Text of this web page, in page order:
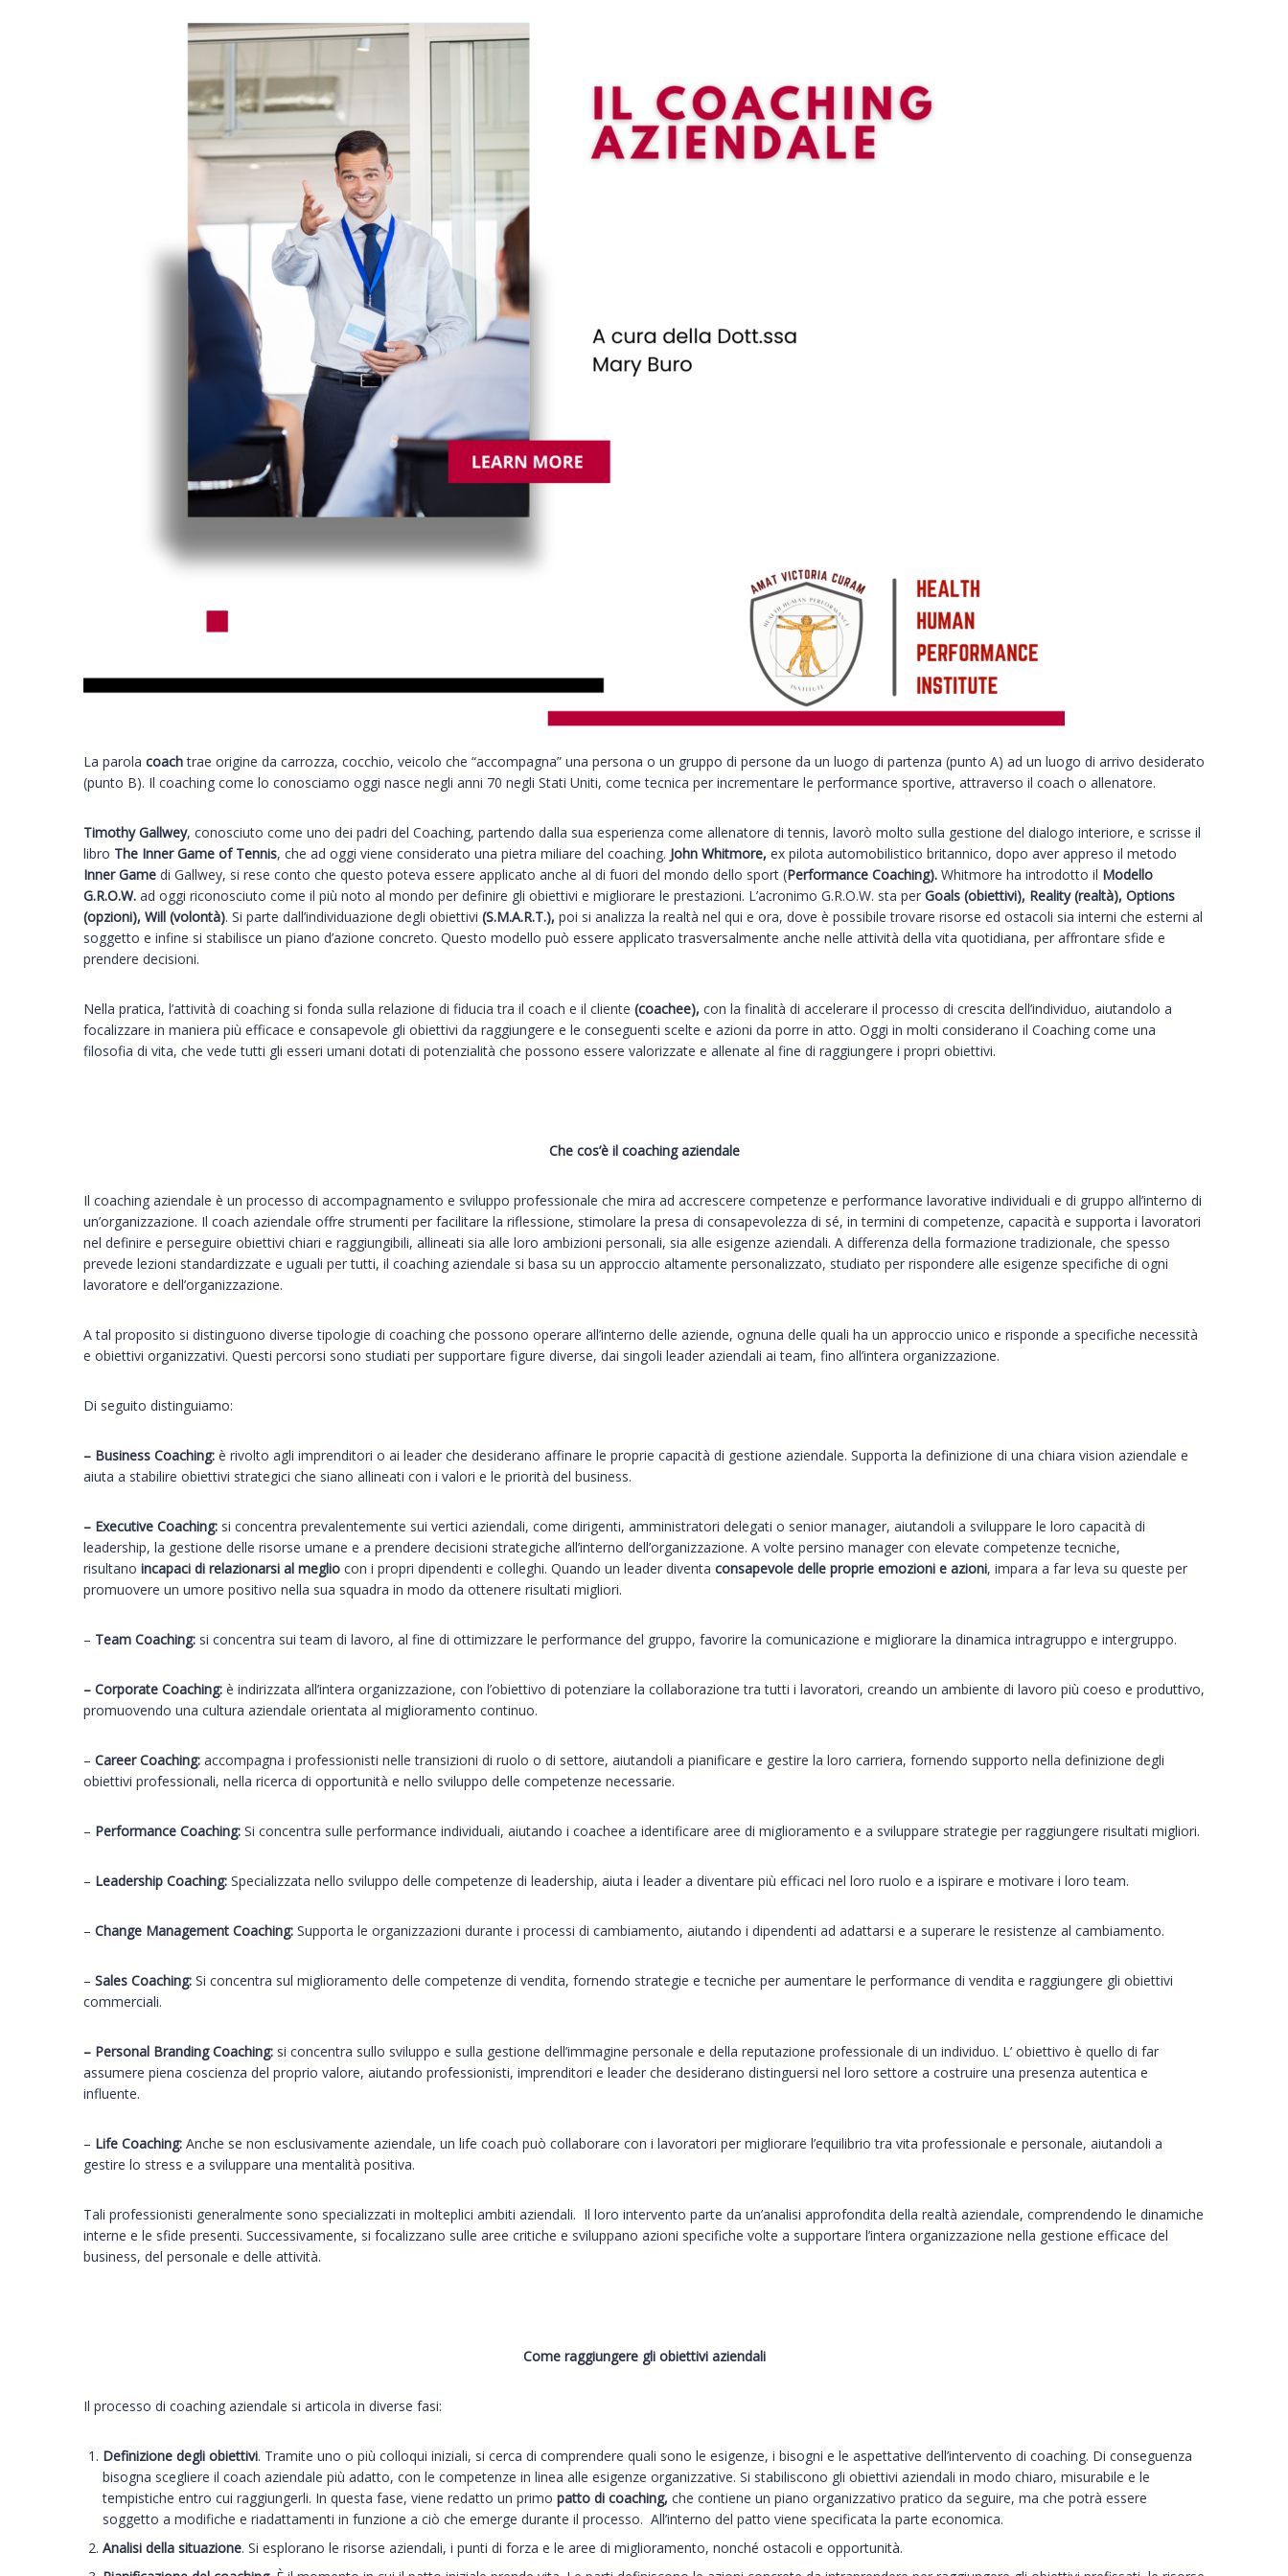
La parola coachtrae origine da carrozza, cocchio, veicolo che “accompagna” una persona o un gruppo di persone da un luogo di partenza (punto A) ad un luogo di arrivo desiderato
(punto B). Il coaching come lo conosciamo oggi nasce negli anni 70 negli Stati Uniti, come tecnica per incrementare le performance sportive, attraverso il coach o allenatore.
Timothy Gallwey, conosciuto come uno dei padri del Coaching, partendo dalla sua esperienza come allenatore di tennis, lavorò molto sulla gestione del dialogo interiore, e scrisse il
libro The Inner Game of Tennis, che ad oggi viene considerato una pietra miliare del coaching. John Whitmore, ex pilota automobilistico britannico, dopo aver appreso il metodo
Inner Game di Gallwey, si rese conto che questo poteva essere applicato anche al di fuori del mondo dello sport (Performance Coaching). Whitmore ha introdotto il Modello
G.R.O.W. ad oggi riconosciuto come il più noto al mondo per definire gli obiettivi e migliorare le prestazioni. L’acronimo G.R.O.W. sta per Goals (obiettivi), Reality (realtà), Options
(opzioni), Will (volontà). Si parte dall’individuazione degli obiettivi (S.M.A.R.T.), poi si analizza la realtà nel qui e ora, dove è possibile trovare risorse ed ostacoli sia interni che esterni al
soggetto e infine si stabilisce un piano d’azione concreto. Questo modello può essere applicato trasversalmente anche nelle attività della vita quotidiana, per affrontare sfide e
prendere decisioni.
Nella pratica, l’attività di coaching si fonda sulla relazione di fiducia tra il coach e il cliente (coachee), con la finalità di accelerare il processo di crescita dell’individuo, aiutandolo a
focalizzare in maniera più efficace e consapevole gli obiettivi da raggiungere e le conseguenti scelte e azioni da porre in atto. Oggi in molti considerano il Coaching come una
filosofia di vita, che vede tutti gli esseri umani dotati di potenzialità che possono essere valorizzate e allenate al fine di raggiungere i propri obiettivi.
Che cos’è il coaching aziendale
Il coaching aziendale è un processo di accompagnamento e sviluppo professionale che mira ad accrescere competenze e performance lavorative individuali e di gruppo all’interno di
un’organizzazione. Il coach aziendale offre strumenti per facilitare la riflessione, stimolare la presa di consapevolezza di sé, in termini di competenze, capacità e supporta i lavoratori
nel definire e perseguire obiettivi chiari e raggiungibili, allineati sia alle loro ambizioni personali, sia alle esigenze aziendali. A differenza della formazione tradizionale, che spesso
prevede lezioni standardizzate e uguali per tutti, il coaching aziendale si basa su un approccio altamente personalizzato, studiato per rispondere alle esigenze specifiche di ogni
lavoratore e dell’organizzazione.
A tal proposito si distinguono diverse tipologie di coaching che possono operare all’interno delle aziende, ognuna delle quali ha un approccio unico e risponde a specifiche necessità
e obiettivi organizzativi. Questi percorsi sono studiati per supportare figure diverse, dai singoli leader aziendali ai team, fino all’intera organizzazione.
Di seguito distinguiamo:
– Business Coaching: è rivolto agli imprenditori o ai leader che desiderano affinare le proprie capacità di gestione aziendale. Supporta la definizione di una chiara vision aziendale e
aiuta a stabilire obiettivi strategici che siano allineati con i valori e le priorità del business.
– Executive Coaching: si concentra prevalentemente sui vertici aziendali, come dirigenti, amministratori delegati o senior manager, aiutandoli a sviluppare le loro capacità di
leadership, la gestione delle risorse umane e a prendere decisioni strategiche all’interno dell’organizzazione. A volte persino manager con elevate competenze tecniche,
risultano incapaci di relazionarsi al meglio con i propri dipendenti e colleghi. Quando un leader diventa consapevole delle proprie emozioni e azioni, impara a far leva su queste per
promuovere un umore positivo nella sua squadra in modo da ottenere risultati migliori.
– Team Coaching: si concentra sui team di lavoro, al fine di ottimizzare le performance del gruppo, favorire la comunicazione e migliorare la dinamica intragruppo e intergruppo.
– Corporate Coaching: è indirizzata all’intera organizzazione, con l’obiettivo di potenziare la collaborazione tra tutti i lavoratori, creando un ambiente di lavoro più coeso e produttivo,
promuovendo una cultura aziendale orientata al miglioramento continuo.
– Career Coaching: accompagna i professionisti nelle transizioni di ruolo o di settore, aiutandoli a pianificare e gestire la loro carriera, fornendo supporto nella definizione degli
obiettivi professionali, nella ricerca di opportunità e nello sviluppo delle competenze necessarie.
– Performance Coaching: Si concentra sulle performance individuali, aiutando i coachee a identificare aree di miglioramento e a sviluppare strategie per raggiungere risultati migliori.
– Leadership Coaching: Specializzata nello sviluppo delle competenze di leadership, aiuta i leader a diventare più efficaci nel loro ruolo e a ispirare e motivare i loro team.
– Change Management Coaching: Supporta le organizzazioni durante i processi di cambiamento, aiutando i dipendenti ad adattarsi e a superare le resistenze al cambiamento.
– Sales Coaching: Si concentra sul miglioramento delle competenze di vendita, fornendo strategie e tecniche per aumentare le performance di vendita e raggiungere gli obiettivi
commerciali.
– Personal Branding Coaching: si concentra sullo sviluppo e sulla gestione dell’immagine personale e della reputazione professionale di un individuo. L’ obiettivo è quello di far
assumere piena coscienza del proprio valore, aiutando professionisti, imprenditori e leader che desiderano distinguersi nel loro settore a costruire una presenza autentica e
influente.
– Life Coaching: Anche se non esclusivamente aziendale, un life coach può collaborare con i lavoratori per migliorare l’equilibrio tra vita professionale e personale, aiutandoli a
gestire lo stress e a sviluppare una mentalità positiva.
Tali professionisti generalmente sono specializzati in molteplici ambiti aziendali. Il loro intervento parte da un’analisi approfondita della realtà aziendale, comprendendo le dinamiche
interne e le sfide presenti. Successivamente, si focalizzano sulle aree critiche e sviluppano azioni specifiche volte a supportare l’intera organizzazione nella gestione efficace del
business, del personale e delle attività.
Come raggiungere gli obiettivi aziendali
Il processo di coaching aziendale si articola in diverse fasi:
Definizione degli obiettivi. Tramite uno o più colloqui iniziali, si cerca di comprendere quali sono le esigenze, i bisogni e le aspettative dell’intervento di coaching. Di conseguenza
bisogna scegliere il coach aziendale più adatto, con le competenze in linea alle esigenze organizzative. Si stabiliscono gli obiettivi aziendali in modo chiaro, misurabile e le
tempistiche entro cui raggiungerli. In questa fase, viene redatto un primo patto di coaching, che contiene un piano organizzativo pratico da seguire, ma che potrà essere
soggetto a modifiche e riadattamenti in funzione a ciò che emerge durante il processo. All’interno del patto viene specificata la parte economica.
Analisi della situazione. Si esplorano le risorse aziendali, i punti di forza e le aree di miglioramento, nonché ostacoli e opportunità.